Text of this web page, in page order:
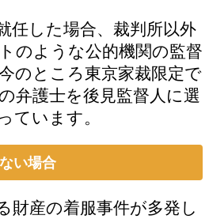
任した場合、裁判所以外
のような公的機関の監督
のところ東京家裁限定で
弁護士を後見監督人に選
ています。
い場合
財産の着服事件が多発し